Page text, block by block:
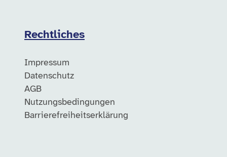
Rechtliches
Impressum
Datenschutz
AGB
Nutzungsbedingungen
Barrierefreiheitserklärung